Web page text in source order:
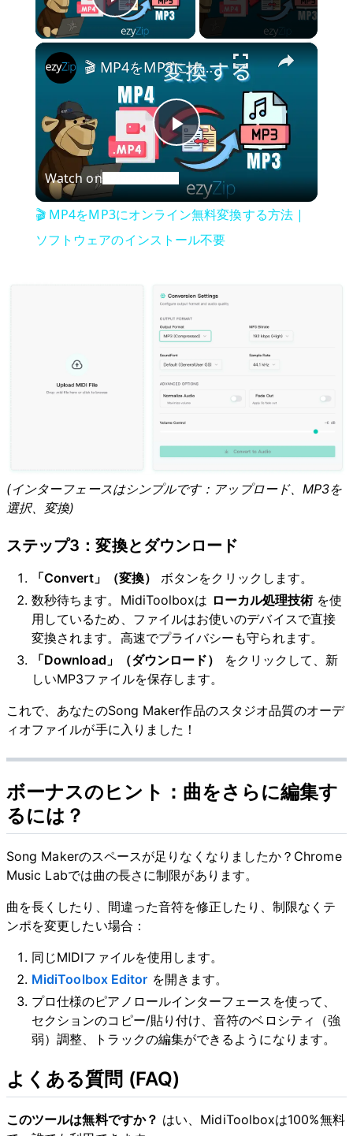
Play Video
×
P
l
a
V
i
d
e
🎬 MP4をMP3にオンライン無料変換する方法 | ソフトウェアのインストール不要
Watch on
🎬 MP4をMP3にオンライン無料変換する方法 |
ソフトウェアのインストール不要
(インターフェースはシンプルです：アップロード、MP3を
選択、変換)
ステップ3：変換とダウンロード
「Convert」（変換）
ボタンをクリックします。
数秒待ちます。MidiToolboxは ローカル処理技術を使
用しているため、ファイルはお使いのデバイスで直接
変換されます。高速でプライバシーも守られます。
「Download」（ダウンロード）
をクリックして、新
しいMP3ファイルを保存します。
これで、あなたのSong Maker作品のスタジオ品質のオーデ
ィオファイルが手に入りました！
ボーナスのヒント：曲をさらに編集す
るには？
Song Makerのスペースが足りなくなりましたか？Chrome
Music Labでは曲の長さに制限があります。
曲を長くしたり、間違った音符を修正したり、制限なくテ
ンポを変更したい場合：
同じMIDIファイルを使用します。
MidiToolbox Editor を開きます。
プロ仕様のピアノロールインターフェースを使って、
セクションのコピー/貼り付け、音符のベロシティ（強
弱）調整、トラックの編集ができるようになります。
よくある質問 (FAQ)
このツールは無料ですか？ はい、MidiToolboxは100%無料